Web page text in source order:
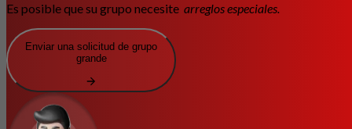
Es posible que su grupo necesite arreglos especiales.
Enviar una solicitud de grupo
grande